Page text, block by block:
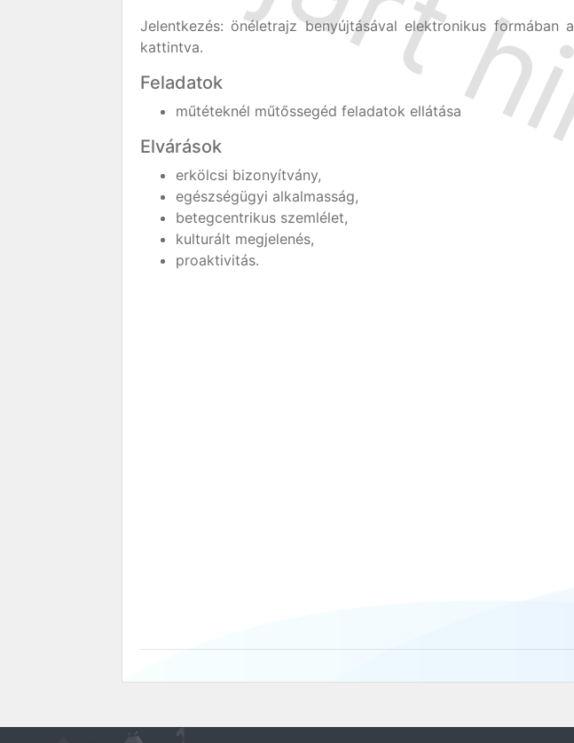
Jelentkezés: önéletrajz benyújtásával elektronikus formában a
kattintva.
Feladatok
műtéteknél műtőssegéd feladatok ellátása
Elvárások
erkölcsi bizonyítvány,
egészségügyi alkalmasság,
betegcentrikus szemlélet,
kulturált megjelenés,
proaktivitás.